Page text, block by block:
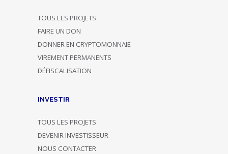
TOUS LES PROJETS
FAIRE UN DON
DONNER EN CRYPTOMONNAIE
VIREMENT PERMANENTS
DÉFISCALISATION
INVESTIR
TOUS LES PROJETS
DEVENIR INVESTISSEUR
NOUS CONTACTER